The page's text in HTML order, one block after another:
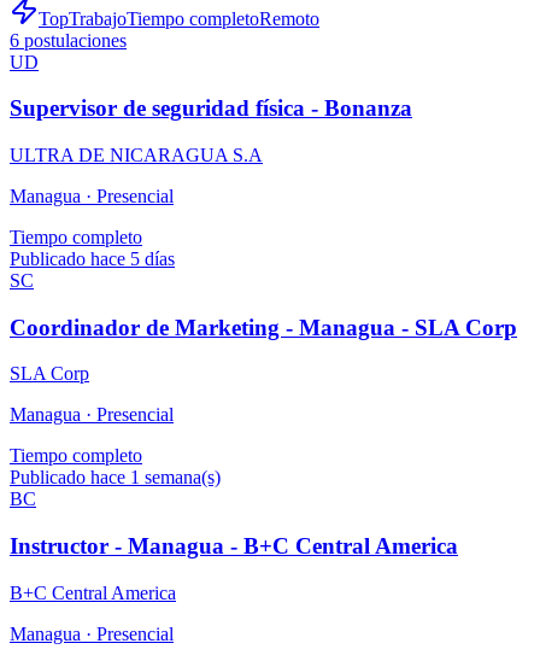
TopTrabajoTiempo completoRemoto
6 postulaciones
UD
Supervisor de seguridad física - Bonanza
ULTRA DE NICARAGUA S.A
Managua · Presencial
Tiempo completo
Publicado hace 5 días
SC
Coordinador de Marketing - Managua - SLA Corp
SLA Corp
Managua · Presencial
Tiempo completo
Publicado hace 1 semana(s)
BC
Instructor - Managua - B+C Central America
B+C Central America
Managua · Presencial